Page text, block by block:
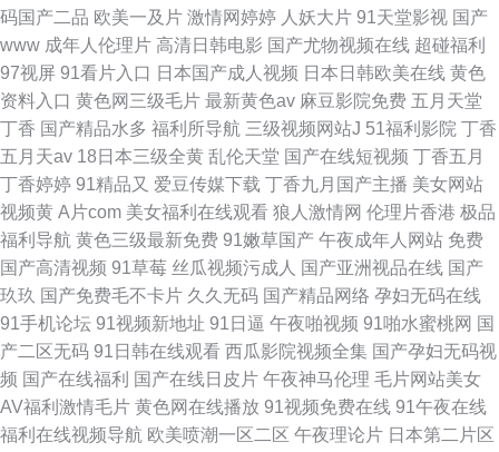
码国产二品 欧美一及片 激情网婷婷 人妖大片 91天堂影视 国产
www 成年人伦理片 高清日韩电影 国产尤物视频在线 超碰福利
97视屏 91看片入口 日本国产成人视频 日本日韩欧美在线 黄色
资料入口 黄色网三级毛片 最新黄色av 麻豆影院免费 五月天堂
丁香 国产精品水多 福利所导航 三级视频网站J 51福利影院 丁香
五月天av 18日本三级全黄 乱伦天堂 国产在线短视频 丁香五月
丁香婷婷 91精品又 爱豆传媒下载 丁香九月国产主播 美女网站
视频黄 A片com 美女福利在线观看 狼人激情网 伦理片香港 极品
福利导航 黄色三级最新免费 91嫩草国产 午夜成年人网站 免费
国产高清视频 91草莓 丝瓜视频污成人 国产亚洲视品在线 国产
玖玖 国产免费毛不卡片 久久无码 国产精品网络 孕妇无码在线
91手机论坛 91视频新地址 91日逼 午夜啪视频 91啪水蜜桃网 国
产二区无码 91日韩在线观看 西瓜影院视频全集 国产孕妇无码视
频 国产在线福利 国产在线日皮片 午夜神马伦理 毛片网站美女
AV福利激情毛片 黄色网在线播放 91视频免费在线 91午夜在线
福利在线视频导航 欧美喷潮一区二区 午夜理论片 日本第二片区